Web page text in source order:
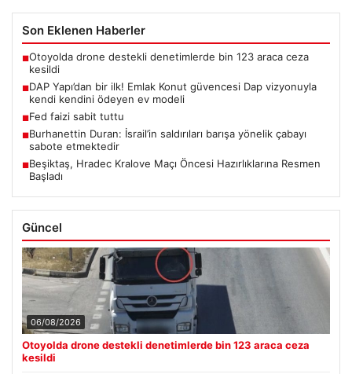
Son Eklenen Haberler
■Otoyolda drone destekli denetimlerde bin 123 araca ceza
kesildi
■DAP Yapı’dan bir ilk! Emlak Konut güvencesi Dap vizyonuyla
kendi kendini ödeyen ev modeli
■Fed faizi sabit tuttu
■Burhanettin Duran: İsrail’in saldırıları barışa yönelik çabayı
sabote etmektedir
■Beşiktaş, Hradec Kralove Maçı Öncesi Hazırlıklarına Resmen
Başladı
Güncel
06/08/2026
Otoyolda drone destekli denetimlerde bin 123 araca ceza
kesildi